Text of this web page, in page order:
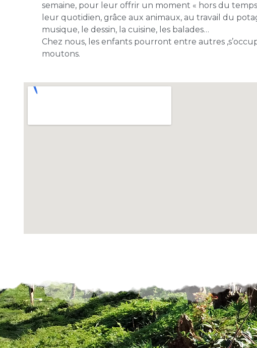
semaine, pour leur offrir un moment « hors du
leur quotidien, grâce aux animaux, au travail du
musique, le dessin, la cuisine, les balades…
Chez nous, les enfants pourront entre autres
moutons.